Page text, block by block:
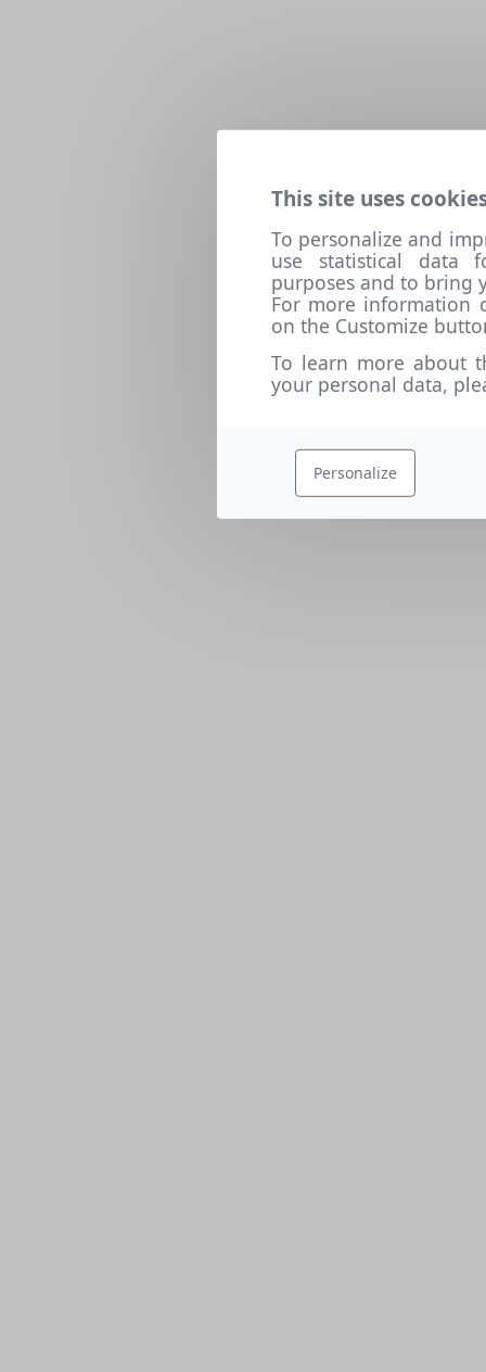
This site uses
To personalize and
use statistical data
purposes and to bring
For more information
on the Customize
To learn more about
your personal data,
Personalize